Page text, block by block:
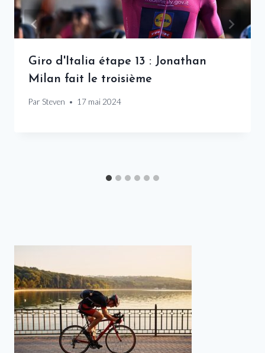
Giro d'Italia étape 13 : Jonathan
Milan fait le troisième
Par Steven 17 mai 2024